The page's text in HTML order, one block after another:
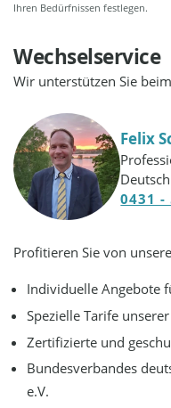
Ihren Bedürfnissen festlegen.
Wechselservice
Wir unterstützen Sie
Felix
0431 -
Profitieren Sie von
Individuelle Angebote
Spezielle Tarife
Zertifizierte und
Bundesverbandes
e.V.